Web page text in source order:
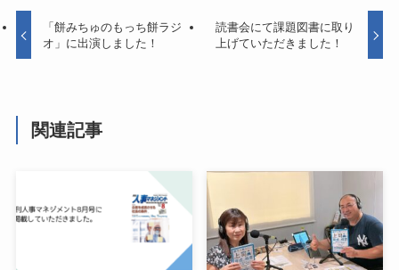
「餅みちゅのもっち餅ラジ
オ」に出演しました！
読書会にて課題図書に取り
上げていただきました！
関連記事